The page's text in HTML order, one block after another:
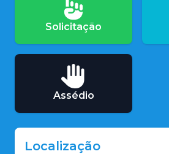
Solicitação
Assédio
Localização